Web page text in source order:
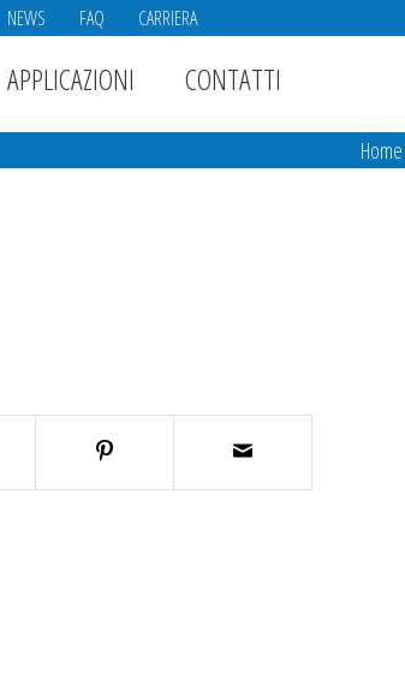
NEWS FAQ CARRIERA
APPLICAZIONI CONTATTI
Home